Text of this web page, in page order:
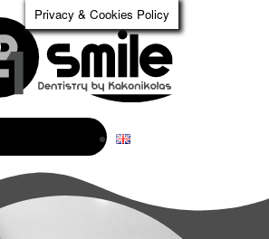
Privacy & Cookies Policy